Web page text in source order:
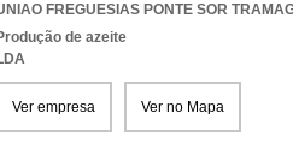
FREGUESIAS PONTE SOR
de azeite
Ver empresa Ver no Mapa